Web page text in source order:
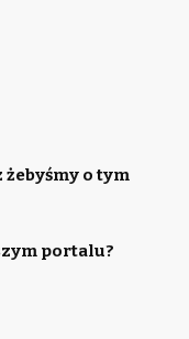
żebyśmy o tym
portalu?